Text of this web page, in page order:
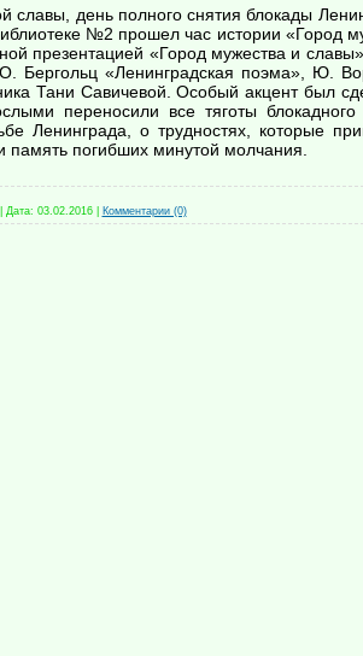
славы, день полного снятия блокады
№2 прошел час истории «Город
презентацией «Город мужества и
Бергольц «Ленинградская поэма», Ю.
Тани Савичевой. Особый акцент был
переносили все тяготы
Ленинграда, о трудностях, которые
память погибших минутой молчания.
Дата: 03.02.2016 Комментарии (0)